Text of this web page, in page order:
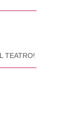
TEATRO!